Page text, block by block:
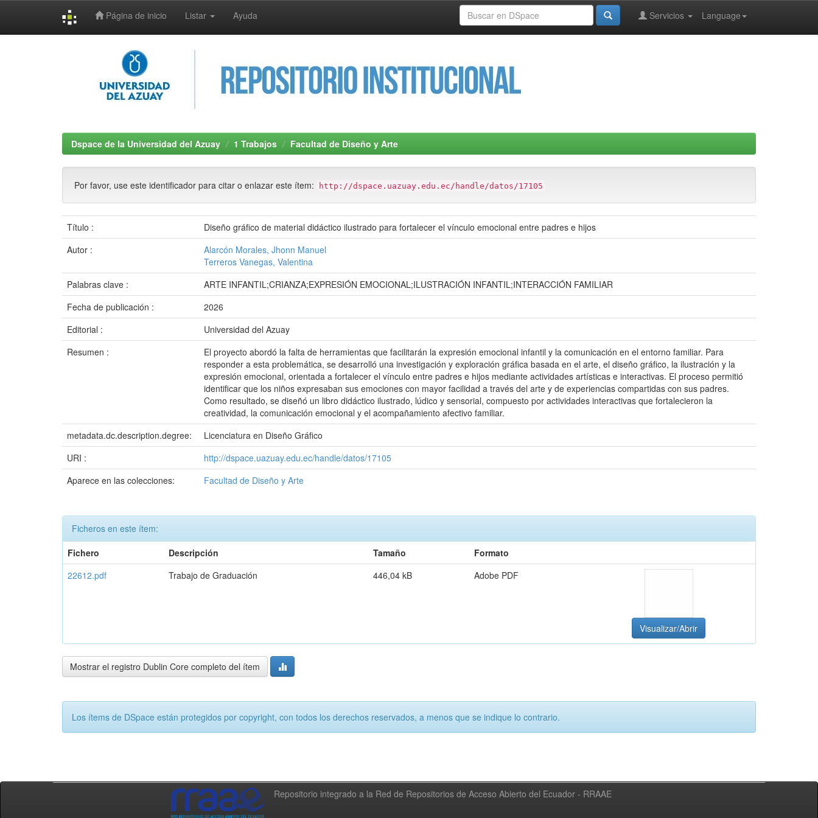
Página de inicio Listar Ayuda Language
Servicios
Dspace de la Universidad del Azuay 1 Trabajos Facultad de Diseño y Arte
Por favor, use este identificador para citar o enlazar este ítem: http://dspace.uazuay.edu.ec/handle/datos/17105
Título :
Diseño gráfico de material didáctico ilustrado para fortalecer el vínculo emocional entre padres e hijos
Autor :
Alarcón Morales, Jhonn Manuel
Terreros Vanegas, Valentina
Palabras clave :
ARTE INFANTIL;CRIANZA;EXPRESIÓN EMOCIONAL;ILUSTRACIÓN INFANTIL;INTERACCIÓN FAMILIAR
Fecha de publicación :
2026
Editorial :
Universidad del Azuay
Resumen :
El proyecto abordó la falta de herramientas que facilitarán la expresión emocional infantil y la comunicación en el entorno familiar. Para
responder a esta problemática, se desarrolló una investigación y exploración gráfica basada en el arte, el diseño gráfico, la ilustración y la
expresión emocional, orientada a fortalecer el vínculo entre padres e hijos mediante actividades artísticas e interactivas. El proceso permitió
identificar que los niños expresaban sus emociones con mayor facilidad a través del arte y de experiencias compartidas con sus padres.
Como resultado, se diseñó un libro didáctico ilustrado, lúdico y sensorial, compuesto por actividades interactivas que fortalecieron la
creatividad, la comunicación emocional y el acompañamiento afectivo familiar.
metadata.dc.description.degree:
Licenciatura en Diseño Gráfico
URI :
http://dspace.uazuay.edu.ec/handle/datos/17105
Aparece en las colecciones:
Facultad de Diseño y Arte
Ficheros en este ítem:
Fichero
Descripción Tamaño
Formato
22612.pdf
Trabajo de Graduación 446,04 kB Adobe PDF
Visualizar/Abrir
Mostrar el registro Dublin Core completo del ítem
Los ítems de DSpace están protegidos por copyright, con todos los derechos reservados, a menos que se indique lo contrario.
Repositorio integrado a la Red de Repositorios de Acceso Abierto del Ecuador - RRAAE